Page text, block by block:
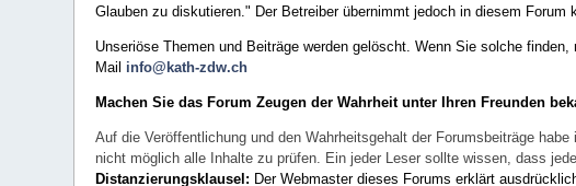
Glauben zu diskutieren." Der Betreiber übernimmt jedoch in diesem
Unseriöse Themen und Beiträge werden gelöscht. Wenn Sie solche
Mail info@kath-zdw.ch
Machen Sie das Forum Zeugen der Wahrheit unter Ihren Freunden
Auf die Veröffentlichung und den Wahrheitsgehalt der Forumsbeiträge
nicht möglich alle Inhalte zu prüfen. Ein jeder Leser sollte wissen, dass
Distanzierungsklausel: Der Webmaster dieses Forums erklärt